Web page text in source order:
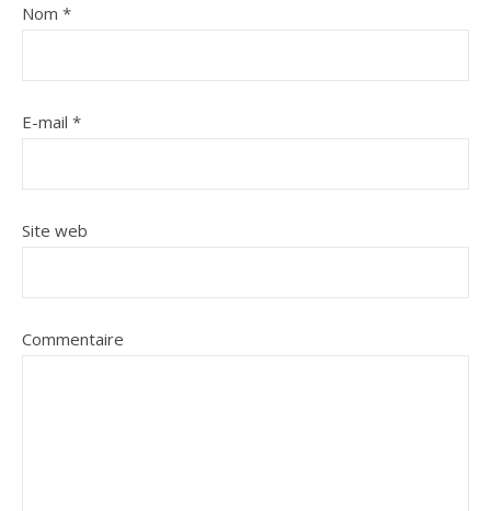
Nom *
E-mail *
Site web
Commentaire